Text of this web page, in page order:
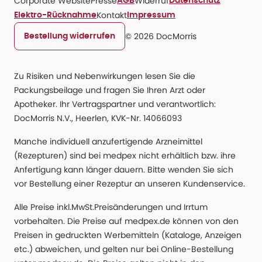
Elektro-RücknahmeKontakt Impressum
Bestellung widerrufen © 2026 DocMorris
Zu Risiken und Nebenwirkungen lesen Sie die
Packungsbeilage und fragen Sie Ihren Arzt oder
Apotheker. Ihr Vertragspartner und verantwortlich:
DocMorris N.V., Heerlen, KVK-Nr. 14066093
Manche individuell anzufertigende Arzneimittel
(Rezepturen) sind bei medpex nicht erhältlich bzw. ihre
Anfertigung kann länger dauern. Bitte wenden Sie sich
vor Bestellung einer Rezeptur an unseren Kundenservice.
Alle Preise inkl.MwSt.Preisänderungen und Irrtum
vorbehalten. Die Preise auf medpex.de können von den
Preisen in gedruckten Werbemitteln (Kataloge, Anzeigen
etc.) abweichen, und gelten nur bei Online-Bestellung